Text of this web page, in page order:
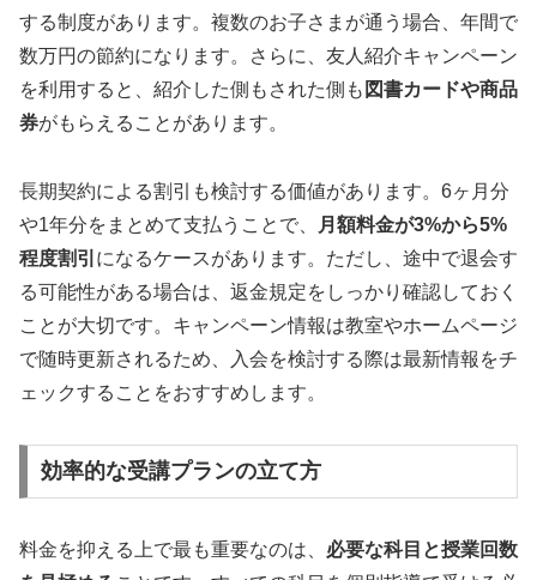
する制度があります。複数のお子さまが通う場合、年間で
数万円の節約になります。さらに、友人紹介キャンペーン
を利用すると、紹介した側もされた側も 図書カードや商品
券がもらえることがあります。
長期契約による割引も検討する価値があります。6ヶ月分
や1年分をまとめて支払うことで、
月額料金が3%から5%
程度割引 になるケースがあります。ただし、途中で退会す
る可能性がある場合は、返金規定をしっかり確認しておく
ことが大切です。キャンペーン情報は教室やホームページ
で随時更新されるため、入会を検討する際は最新情報をチ
ェックすることをおすすめします。
効率的な受講プランの立て方
料金を抑える上で最も重要なのは、 必要な科目と授業回数